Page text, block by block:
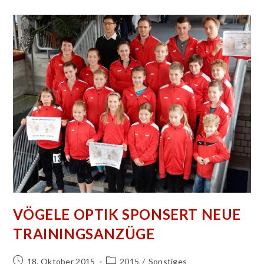
VÖGELE OPTIK SPONSERT NEUE
TRAININGSANZÜGE
Beitrag18. Oktober 2015 Beitrags-
2015 / Sonstiges